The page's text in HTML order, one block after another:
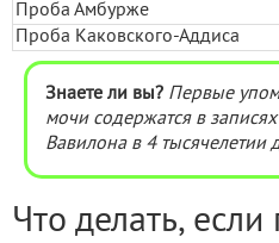
Проба Амбурже
Проба Каковского-Аддиса
Знаете ли вы? Первые
мочи содержатся в
Вавилона в 4 тысячелетии
Что делать, если